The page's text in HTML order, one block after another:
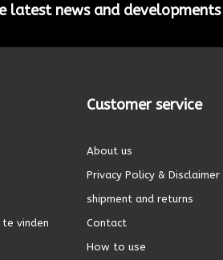
latest news and developments
vinden
Customer service
About us
Privacy Policy & Disclaimer
shipment and returns
Contact
How to use